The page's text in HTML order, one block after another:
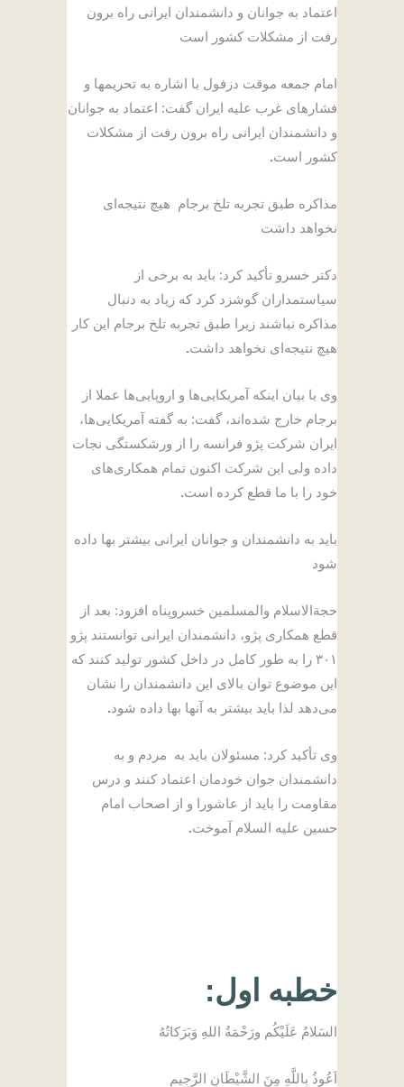
اعتماد به جوانان و دانشمندان ایرانی راه برون
رفت از مشکلات کشور است
امام جمعه موقت دزفول با اشاره به تحریمها و
فشارهای غرب علیه ایران گفت: اعتماد به جوانان
و دانشمندان ایرانی راه برون رفت از مشکلات
کشور است.
مذاکره طبق تجربه تلخ برجام هیچ نتیجه‌ای
نخواهد داشت
دکتر خسرو تأکید کرد: باید به برخی از
سیاستمداران گوشزد کرد که زیاد به دنبال
مذاکره نباشند زیرا طبق تجربه تلخ برجام این کار
هیچ نتیجه‌ای نخواهد داشت.
وی با بیان اینکه آمریکایی‌ها و اروپایی‌ها عملا از
برجام خارج شده‌اند، گفت: به گفته آمریکایی‌ها،
ایران شرکت پژو فرانسه را از ورشکستگی نجات
داده ولی این شرکت اکنون تمام همکاری‌های
خود را با ما قطع کرده است.
باید به دانشمندان و جوانان ایرانی بیشتر بها داده
شود
حجةالاسلام والمسلمین خسروپناه افزود: بعد از
قطع همکاری پژو، دانشمندان ایرانی توانستند پژو
۳۰۱ را به طور کامل در داخل کشور تولید کنند که
این موضوع توان بالای این دانشمندان را نشان
می‌دهد لذا باید بیشتر به آنها بها داده شود .
وی تأکید کرد: مسئولان باید به مردم و به
دانشمندان جوان خودمان اعتماد کنند و درس
مقاومت را باید از عاشورا و از اصحاب امام
حسین علیه السلام آموخت.
خطبه اول:
السَلامُ عَلَیْکُم ورَحْمَةُ اللهِ وَبَرَکاتُهُ
اَعُوذُ بِاللَّهِ مِنَ الشَّیْطَانِ الرَّجِیمِ